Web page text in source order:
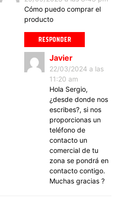
Cómo puedo comprar el
producto
RESPONDER
Javier
22/03/2024 a las
11:20 am
Hola Sergio,
¿desde donde nos
escribes?, si nos
proporcionas un
teléfono de
contacto un
comercial de tu
zona se pondrá en
contacto contigo.
Muchas gracias ?